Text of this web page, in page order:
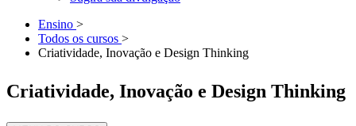
Ensino >
Todos os cursos >
Criatividade, Inovação e Design Thinking
Criatividade, Inovação e Design Thinking